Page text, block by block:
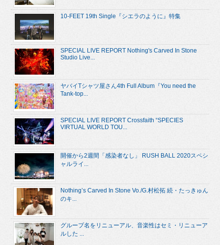
10-FEET 19th Single『シエラのように』特集
SPECIAL LIVE REPORT Nothing's Carved In Stone
Studio Live...
ヤバイTシャツ屋さん4th Full Album『You need the
Tank-top...
SPECIAL LIVE REPORT Crossfaith “SPECIES
VIRTUAL WORLD TOU...
開催から2週間「感染者なし」 RUSH BALL 2020スペシ
ャルライ...
Nothing’s Carved In Stone Vo./G.村松拓 続・たっきゅん
のキ...
グループ名をリニューアル、音楽性はセミ・リニューア
ルした ...